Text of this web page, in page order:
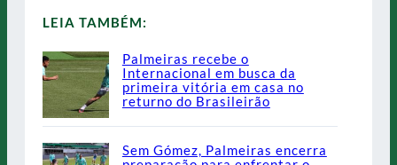
LEIA TAMBÉM:
Palmeiras recebe o
Internacional em busca da
primeira vitória em casa no
returno do Brasileirão
Sem Gómez, Palmeiras encerra